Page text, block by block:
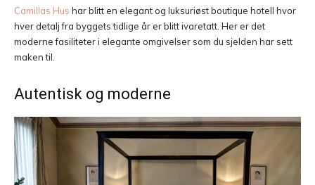
Camillas Hus har blitt en elegant og luksuriøst boutique hotell hvor
hver detalj fra byggets tidlige år er blitt ivaretatt. Her er det
moderne fasiliteter i elegante omgivelser som du sjelden har sett
maken til.
Autentisk og moderne